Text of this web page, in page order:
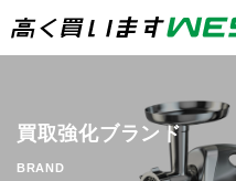
まずはお気軽
査定をご依頼
買取
9:00〜
買取強化ブランド